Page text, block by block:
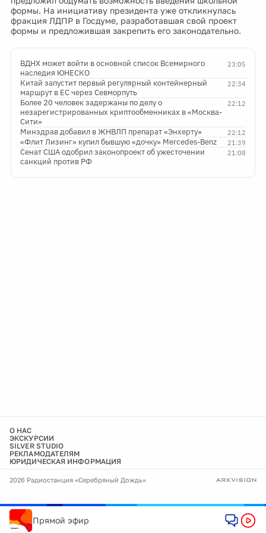
формы. На инициативу президента уже откликнулась
фракция ЛДПР в Госдуме, разработавшая свой проект
формы и предложившая закрепить его законодательно.
23:05
ВДНХ может войти в основной список Всемирного
наследия ЮНЕСКО
22:34
Китай запустит первый регулярный контейнерный
маршрут в ЕС через Севморпуть
22:12
Более 20 человек задержаны по делу о
незарегистрированных криптообменниках в «Москва-
Сити»
22:12
Минздрав добавил в ЖНВЛП препарат «Энхерту»
21:39
«Флит Лизинг» купил бывшую «дочку» Mercedes-Benz
21:08
Сенат США одобрил законопроект об ужесточении
санкций против РФ
О НАС
ЭКСКУРСИИ
SILVER STUDIO
РЕКЛАМОДАТЕЛЯМ
ЮРИДИЧЕСКАЯ ИНФОРМАЦИЯ
2026 Радиостанция «Серебряный Дождь»
Прямой эфир